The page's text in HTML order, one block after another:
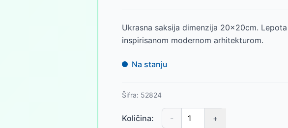
Ukrasna saksija dimenzija 20x20cm.
inspirisanom modernom arhitekturom.
Na stanju
Šifra: 52824
Količina: - +